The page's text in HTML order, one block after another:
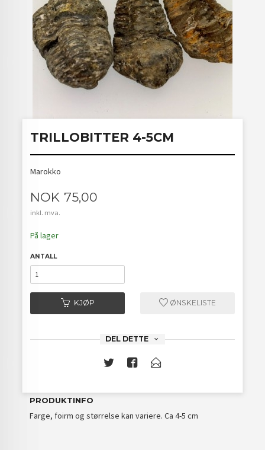
TRILLOBITTER 4-5CM
Marokko
Pris
NOK 75,00
inkl. mva.
På lager
ANTALL
KJØP ØNSKELISTE
DEL DETTE
PRODUKTINFO
Farge, foirm og størrelse kan variere. Ca 4-5 cm